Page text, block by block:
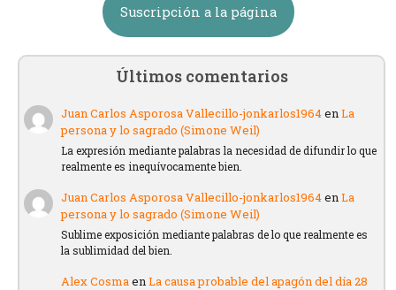
Suscripción a la página
Últimos comentarios
Juan Carlos Asporosa Vallecillo-jonkarlos1964enLa
persona y lo sagrado (Simone Weil)
La expresión mediante palabras la necesidad de difundir lo que
realmente es inequívocamente bien.
Juan Carlos Asporosa Vallecillo-jonkarlos1964enLa
persona y lo sagrado (Simone Weil)
Sublime exposición mediante palabras de lo que realmente es
la sublimidad del bien.
Alex CosmaenLa causa probable del apagón del día 28